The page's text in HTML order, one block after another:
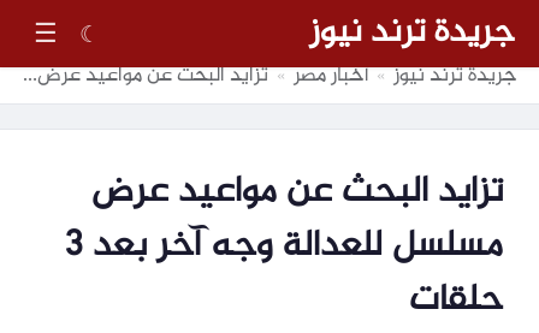
جريدة ترند نيوز ☾
☰
جريدة ترند نيوز » أخبار مصر » تزايد البحث عن مواعيد عرض مسلسل للعدالة وجه آخر بعد 3 حلقات
تزايد البحث عن مواعيد عرض
مسلسل للعدالة وجه آخر بعد 3
حلقات